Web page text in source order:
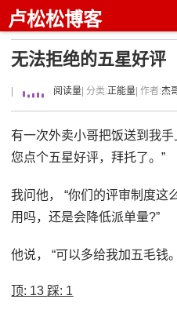
卢松松博客
无法拒绝的五星好评
阅读量 | 分类:正能量 | 作者:杰
有一次外卖小哥把饭送到我
您点个五星好评，拜托了。”
我问他， “你们的评审制度这
用吗，还是会降低派单量?”
他说， “可以多给我加五毛钱
顶: 13 踩: 1